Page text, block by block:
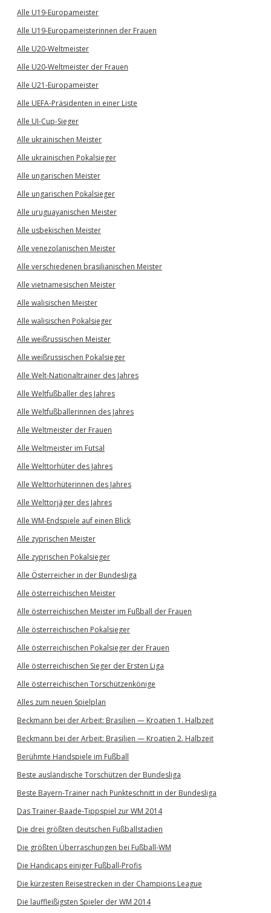
Alle U19-Europameister
Alle U19-Europameisterinnen der Frauen
Alle U20-Weltmeister
Alle U20-Weltmeister der Frauen
Alle U21-Europameister
Alle UEFA-Präsidenten in einer Liste
Alle UI-Cup-Sieger
Alle ukrainischen Meister
Alle ukrainischen Pokalsieger
Alle ungarischen Meister
Alle ungarischen Pokalsieger
Alle uruguayanischen Meister
Alle usbekischen Meister
Alle venezolanischen Meister
Alle verschiedenen brasilianischen Meister
Alle vietnamesischen Meister
Alle walisischen Meister
Alle walisischen Pokalsieger
Alle weißrussischen Meister
Alle weißrussischen Pokalsieger
Alle Welt-Nationaltrainer des Jahres
Alle Weltfußballer des Jahres
Alle Weltfußballerinnen des Jahres
Alle Weltmeister der Frauen
Alle Weltmeister im Futsal
Alle Welttorhüter des Jahres
Alle Welttorhüterinnen des Jahres
Alle Welttorjäger des Jahres
Alle WM-Endspiele auf einen Blick
Alle zyprischen Meister
Alle zyprischen Pokalsieger
Alle Österreicher in der Bundesliga
Alle österreichischen Meister
Alle österreichischen Meister im Fußball der Frauen
Alle österreichischen Pokalsieger
Alle österreichischen Pokalsieger der Frauen
Alle österreichischen Sieger der Ersten Liga
Alle österreichischen Torschützenkönige
Alles zum neuen Spielplan
Beckmann bei der Arbeit: Brasilien — Kroatien 1. Halbzeit
Beckmann bei der Arbeit: Brasilien — Kroatien 2. Halbzeit
Berühmte Handspiele im Fußball
Beste ausländische Torschützen der Bundesliga
Beste Bayern-Trainer nach Punkteschnitt in der Bundesliga
Das Trainer-Baade-Tippspiel zur WM 2014
Die drei größten deutschen Fußballstadien
Die größten Überraschungen bei Fußball-WM
Die Handicaps einiger Fußball-Profis
Die kürzesten Reisestrecken in der Champions League
Die lauffleißigsten Spieler der WM 2014